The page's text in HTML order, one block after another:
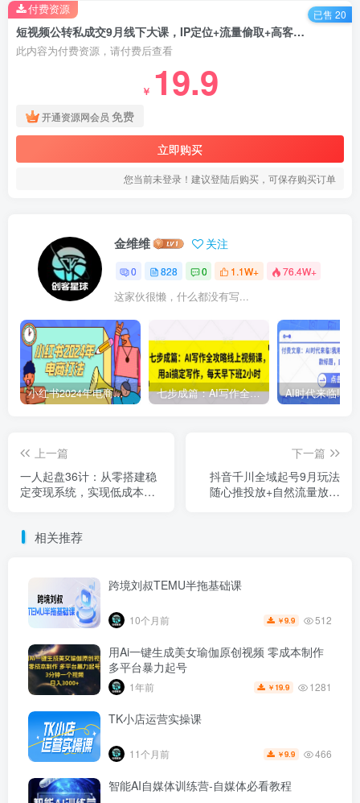
短视频公转私成交9月线下大课，IP定位+流量偷取+高客单，单场直播成交百万
此内容为付费资源，请付费后查看
￥ 19.9
开通资源网会员 免费
立即购买
您当前未登录！建议登陆后购买，可保存购买订单
付费资源 已售 20
金维维 关注
0 828 0 1.1W+ 76.4W+
这家伙很懒，什么都没有写...
小红书2024年电商打法，手把手教你如何打爆小红书店铺 七步成篇：AI写作全攻略线上视频课，用ai搞定写作，每天早下班2小时
上一篇
一人起盘36计：从零搭建稳
定变现系统，实现低成本创
下一篇
抖音千川全域起号9月玩法
随心推投放+自然流量放大
相关推荐
跨境刘叔TEMU半拖基础课
10个月前 ￥9.9 512
用Ai一键生成美女瑜伽原创视频 零成本制作
多平台暴力起号
1年前 ￥ 19.9 1281
TK小店运营实操课
11个月前 ￥9.9 466
智能AI自媒体训练营-自媒体必看教程